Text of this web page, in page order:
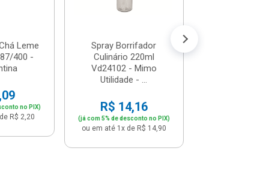
Leme
400 -
no PIX)
R$ 2,20
Spray Borrifador
Culinário 220ml
Vd24102 - Mimo
Utilidade - ...
R$ 14,16
(já com 5% de desconto no PIX)
ou em até 1x de R$ 14,90